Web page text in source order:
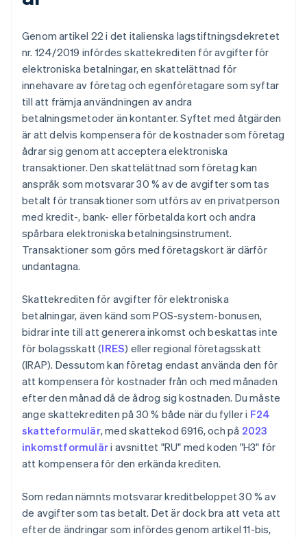
Genom artikel 22 i det italienska lagstiftningsdekretet
nr. 124/2019 infördes skattekrediten för avgifter för
elektroniska betalningar, en skattelättnad för
innehavare av företag och egenföretagare som syftar
till att främja användningen av andra
betalningsmetoder än kontanter. Syftet med åtgärden
är att delvis kompensera för de kostnader som företag
ådrar sig genom att acceptera elektroniska
transaktioner. Den skattelättnad som företag kan
anspråk som motsvarar 30 % av de avgifter som tas
betalt för transaktioner som utförs av en privatperson
med kredit-, bank- eller förbetalda kort och andra
spårbara elektroniska betalningsinstrument.
Transaktioner som görs med företagskort är därför
undantagna.
Skattekrediten för avgifter för elektroniska
betalningar, även känd som POS-system-bonusen,
bidrar inte till att generera inkomst och beskattas inte
för bolagsskatt (IRES) eller regional företagsskatt
(IRAP). Dessutom kan företag endast använda den för
att kompensera för kostnader från och med månaden
efter den månad då de ådrog sig kostnaden. Du måste
ange skattekrediten på 30 % både när du fyller i F24
skatteformulär, med skattekod 6916, och på 2023
inkomstformuläri avsnittet "RU" med koden "H3" för
att kompensera för den erkända krediten.
Som redan nämnts motsvarar kreditbeloppet 30 % av
de avgifter som tas betalt. Det är dock bra att veta att
efter de ändringar som infördes genom artikel 11-bis,